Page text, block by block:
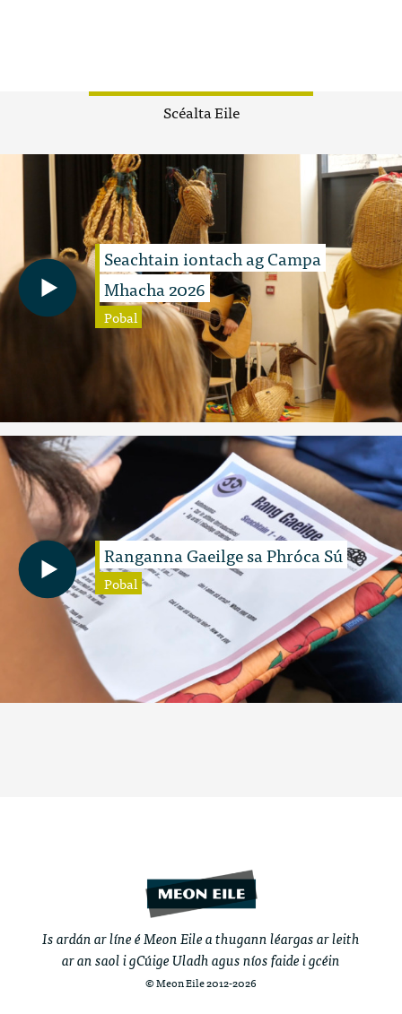
Scéalta Eile
Seachtain iontach ag Campa
Mhacha 2026
Pobal
Ranganna Gaeilge sa Phróca Sú
Pobal
Is ardán ar líne é Meon Eile a thugann léargas ar leith
ar an saol i gCúige Uladh agus níos faide i gcéin
© Meon Eile 2012-2026